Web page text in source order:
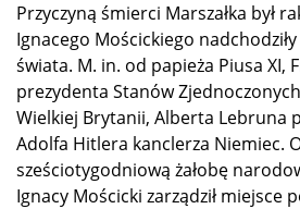
Przyczyną śmierci Marszałka był
Ignacego Mościckiego
świata. M. in. od papieża Piusa XI,
prezydenta Stanów
Wielkiej Brytanii, Alberta Lebruna
Adolfa Hitlera kanclerza Niemiec.
sześciotygodniową żałobę
Ignacy Mościcki zarządził miejsce